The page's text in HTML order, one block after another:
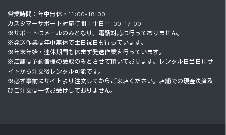
営業時間：年中無休・11:00-18:00
カスタマーサポート対応時間：平日11:00-17:00
※サポートはメールのみとなり、電話対応は行っておりません。
※発送作業は年中無休で土日祝日も行っています。
※年末年始・連休期間も休まず発送作業を行っています。
※店舗は予約者様の受取のみとさせて頂いております。レンタル日当日にサ
イトから注文後レンタル可能です。
※必ず事前にサイトより注文してからご来店ください。店舗での現金決済及
びご注文は一切お受けしておりません。